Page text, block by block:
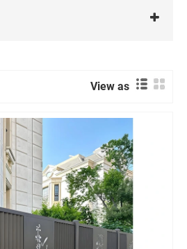
View as